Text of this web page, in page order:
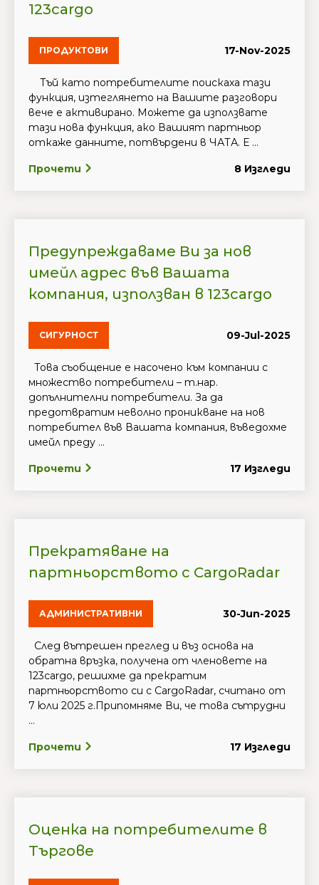
123cargo
ПРОДУКТОВИ 17-Nov-2025
Тъй като потребителите поискаха тази
функция, изтеглянето на Вашите разговори
вече е активирано. Можете да използвате
тази нова функция, ако Вашият партньор
откаже данните, потвърдени в ЧАТА. Е ...
Прочети 8 Изгледи
Предупреждаваме Ви за нов
имейл адрес във Вашата
компания, използван в 123cargo
СИГУРНОСТ 09-Jul-2025
Това съобщение е насочено към компании с
множество потребители – т.нар.
допълнителни потребители. За да
предотвратим неволно проникване на нов
потребител във Вашата компания, въведохме
имейл преду ...
Прочети 17 Изгледи
Прекратяване на
партньорството с CargoRadar
АДМИНИСТРАТИВНИ 30-Jun-2025
След вътрешен преглед и въз основа на
обратна връзка, получена от членовете на
123cargo, решихме да прекратим
партньорството си с CargoRadar, считано от
7 юли 2025 г.Припомняме Ви, че това сътрудни
...
Прочети 17 Изгледи
Оценка на потребителите в
Търгове